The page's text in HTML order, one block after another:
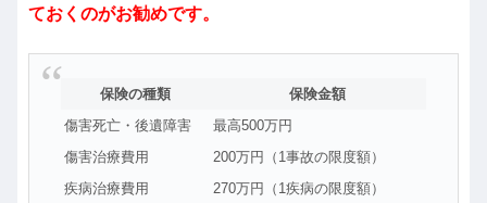
ておくのがお勧めです。
保険の種類
保険金額
傷害死亡・後遺障害
最高500万円
傷害治療費用
200万円（1事故の限度額）
疾病治療費用
270万円（1疾病の限度額）